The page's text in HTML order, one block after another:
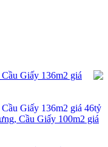
Giấy 136m2 giá
Cầu Giấy 100m2 giá